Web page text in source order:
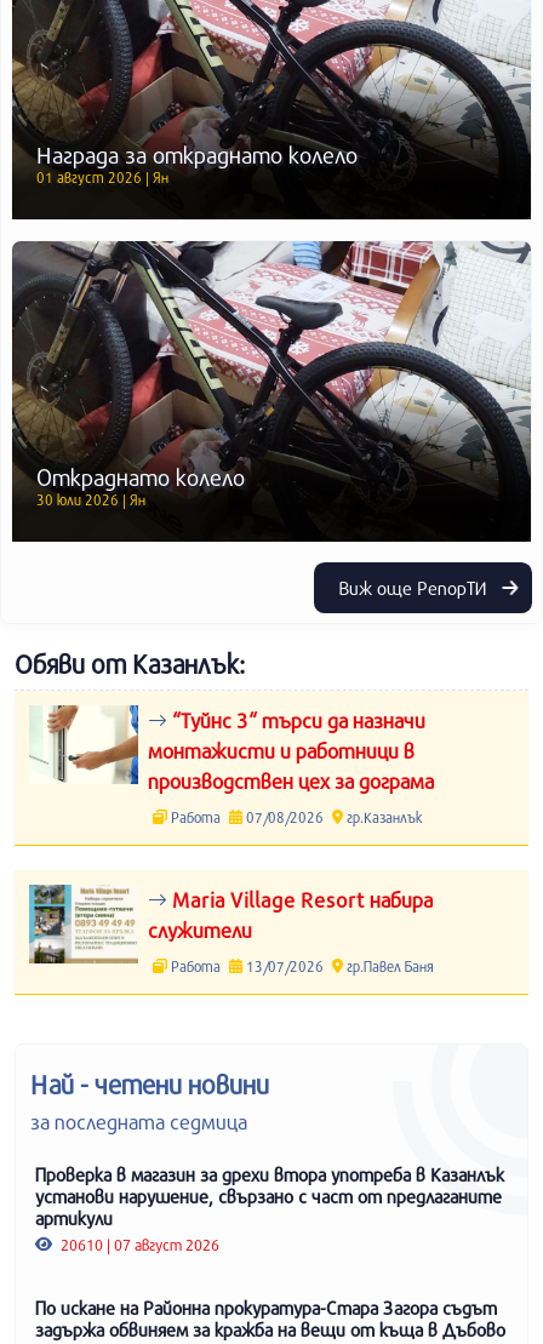
Награда за откраднато колело
01 август 2026 | Ян
Откраднато колело
30 юли 2026 | Ян
Виж още РепорТИ
Обяви от Казанлък:
“Туйнс 3“ търси да назначи
монтажисти и работници в
производствен цех за дограма
Работа 07/08/2026 гр.Казанлък
Maria Village Resort набира
служители
Работа 13/07/2026 гр.Павел Баня
Най - четени новини
за последната седмица
Проверка в магазин за дрехи втора употреба в Казанлък
установи нарушение, свързано с част от предлаганите
артикули
20610 | 07 август 2026
По искане на Районна прокуратура-Стара Загора съдът
задържа обвиняем за кражба на вещи от къща в Дъбово